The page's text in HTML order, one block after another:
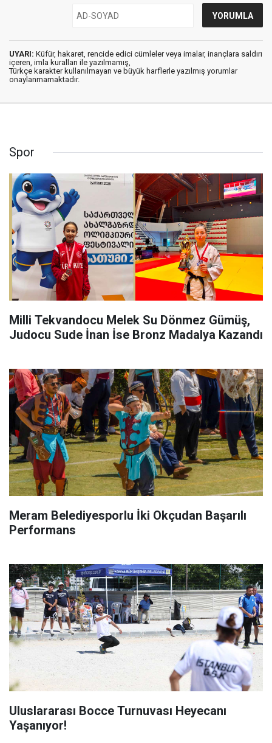
UYARI: Küfür, hakaret, rencide edici cümleler veya imalar, inançlara saldırı
içeren, imla kuralları ile yazılmamış,
Türkçe karakter kullanılmayan ve büyük harflerle yazılmış yorumlar
onaylanmamaktadır.
Spor
Milli Tekvandocu Melek Su Dönmez Gümüş,
Judocu Sude İnan İse Bronz Madalya Kazandı
Meram Belediyesporlu İki Okçudan Başarılı
Performans
Uluslararası Bocce Turnuvası Heyecanı
Yaşanıyor!